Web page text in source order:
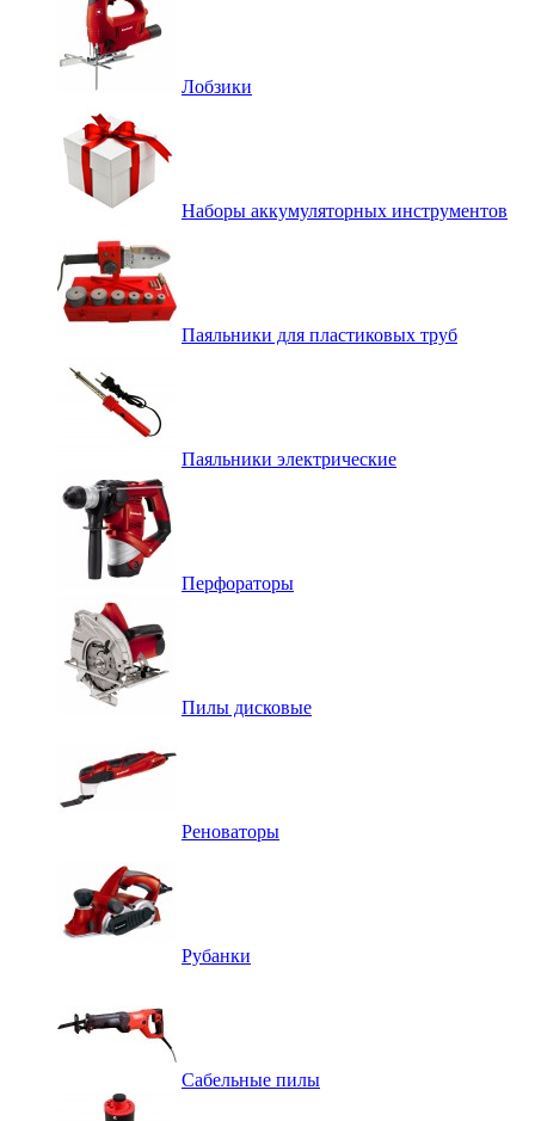
Лобзики
Наборы аккумуляторных инструментов
Паяльники для пластиковых труб
Паяльники электрические
Перфораторы
Пилы дисковые
Реноваторы
Рубанки
Сабельные пилы